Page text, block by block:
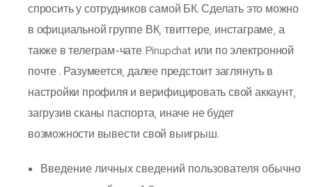
спросить у сотрудников самой БК. Сделать это можно
в официальной группе ВК, твиттере, инстаграме, а
также в телеграм-чате Pinupchat или по электронной
почте . Разумеется, далее предстоит заглянуть в
настройки профиля и верифицировать свой аккаунт,
загрузив сканы паспорта, иначе не будет
возможности вывести свой выигрыш.
Введение личных сведений пользователя обычно